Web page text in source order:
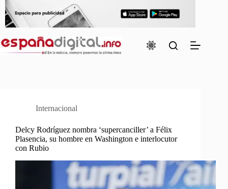
contenido
Internacional
Delcy Rodríguez nombra ‘supercanciller’ a Félix
Plasencia, su hombre en Washington e interlocutor
con Rubio